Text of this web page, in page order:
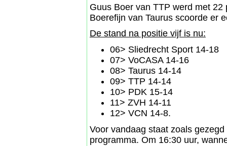
Guus Boer van TTP werd met
Boerefijn van Taurus scoorde er
De stand na positie vijf is nu:
06> Sliedrecht Sport 14-18
07> VoCASA 14-16
08> Taurus 14-14
09> TTP 14-14
10> PDK 15-14
11> ZVH 14-11
12> VCN 14-8.
Voor vandaag staat zoals
programma. Om 16:30 uur,